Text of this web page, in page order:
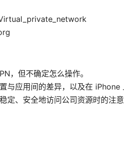
，但不确定怎么操作。
与应用间的差异，以及在 iPhone
定、安全地访问公司资源时的注意